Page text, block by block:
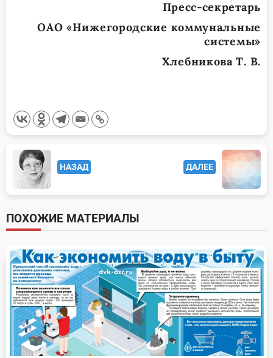
Пресс-секретарь
ОАО «Нижегородские коммунальные
системы»
Хлебникова Т. В.
<span
class="nav-
subtitle
screen-
reader-
text">Page</span>
НАЗАД ДАЛЕЕ
ПОХОЖИЕ МАТЕРИАЛЫ